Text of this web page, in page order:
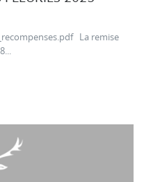
La remise